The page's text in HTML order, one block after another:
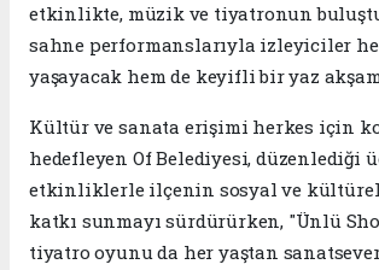
etkinlikte, müzik ve tiyatronun
sahne performanslarıyla izleyiciler
yaşayacak hem de keyifli bir yaz
Kültür ve sanata erişimi herkes için
hedefleyen Of Belediyesi, düzenlediği
etkinliklerle ilçenin sosyal ve kültürel
katkı sunmayı sürdürürken, "Ünlü
tiyatro oyunu da her yaştan